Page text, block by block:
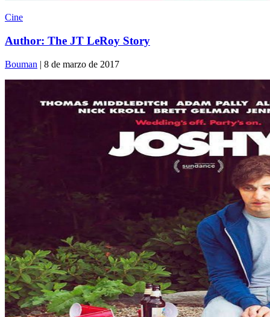
Cine
Author: The JT LeRoy Story
Bouman | 8 de marzo de 2017